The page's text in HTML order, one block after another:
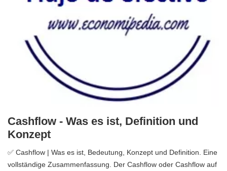
Cashflow - Was es ist, Definition und
Konzept
✅ Cashflow | Was es ist, Bedeutung, Konzept und Definition. Eine
vollständige Zusammenfassung. Der Cashflow oder Cashflow auf